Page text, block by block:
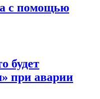
с помощью
будет
при аварии